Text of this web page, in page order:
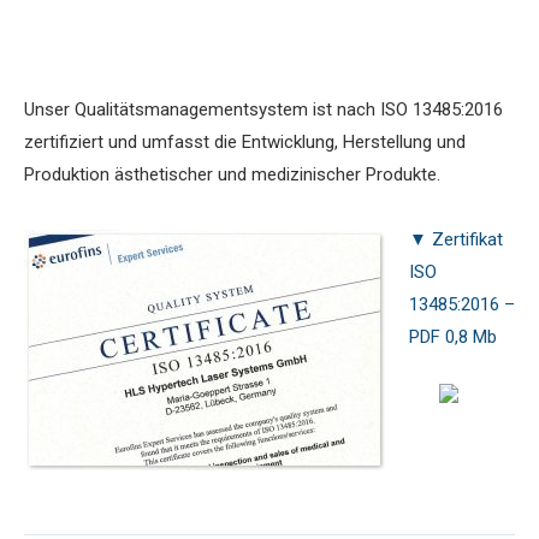
Unser Qualitätsmanagementsystem ist nach ISO 13485:2016
zertifiziert und umfasst die Entwicklung, Herstellung und
Produktion ästhetischer und medizinischer Produkte.
▼ Zertifikat
ISO
13485:2016 –
PDF 0,8 Mb